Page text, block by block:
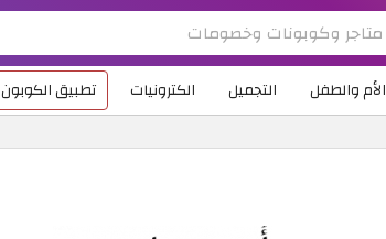
الأم والطفل التجميل الكترونيات تطبيق الكوبون